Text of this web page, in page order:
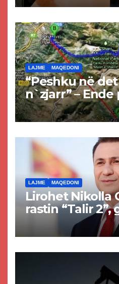
LAJME MAQEDONI
“Peshku në
n`zjarr” – Ende
projekti i
Tetovës nis
LAJME MAQEDONI
Lirohet Nikolla
rastin “Talir
akuzat për
paligjshëm të